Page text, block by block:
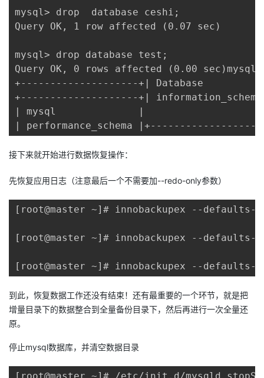
mysql> drop  database ceshi;
Query OK, 1 row affected (0.07 sec)
mysql> drop database test;
Query OK, 0 rows affected (0.00
+--------------------+| Database
+--------------------+|
| mysql              |
| performance_schema |+--------------------
接下来就开始进行数据恢复操作：
先恢复应用日志（注意最后一个不需要加--redo-only参数）
[root@master ~]# innobackupex --
[root@master ~]# innobackupex --
[root@master ~]# innobackupex --
到此，恢复数据工作还没有结束！还有最重要的一个环节，就是把
增量目录下的数据整合到全量备份目录下，然后再进行一次全量还
原。
停止mysql数据库，并清空数据目录